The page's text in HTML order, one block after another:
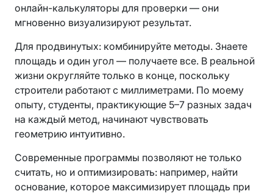
онлайн-калькуляторы для проверки — они
мгновенно визуализируют результат.
Для продвинутых: комбинируйте методы. Знаете
площадь и один угол — получаете все. В реальной
жизни округляйте только в конце, поскольку
строители работают с миллиметрами. По моему
опыту, студенты, практикующие 5–7 разных задач
на каждый метод, начинают чувствовать
геометрию интуитивно.
Современные программы позволяют не только
считать, но и оптимизировать: например, найти
основание, которое максимизирует площадь при